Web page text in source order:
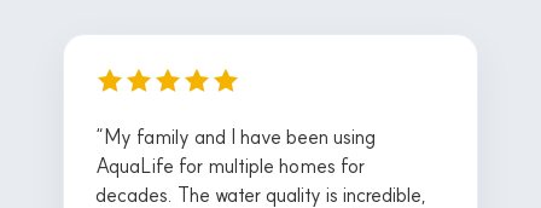
“My family and I have been using
AquaLife for multiple homes for
decades. The water quality is incredible,